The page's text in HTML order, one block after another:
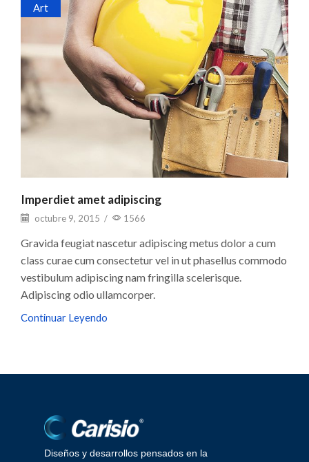
Art
Imperdiet amet adipiscing
octubre 9, 2015 / 1566
Gravida feugiat nascetur adipiscing metus dolor a cum
class curae cum consectetur vel in ut phasellus commodo
vestibulum adipiscing nam fringilla scelerisque.
Adipiscing odio ullamcorper.
Continuar Leyendo
Diseños y desarrollos pensados en la